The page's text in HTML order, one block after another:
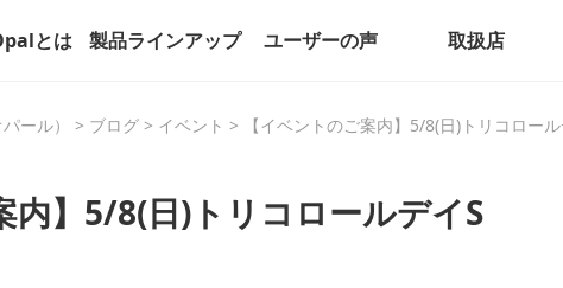
とは 製品ラインアップ ユーザーの声 取扱店
ール） > ブログ > イベント > 【イベントのご案内】5/8(日)トリコロー
内】5/8(日)トリコロールデイS